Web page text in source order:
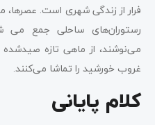
فرار از زندگی شهری است. عصرها،
رستوران‌های ساحلی جمع می
می‌نوشند، از ماهی تازه
غروب خورشید را تماشا می‌کنند.
کلام پایانی